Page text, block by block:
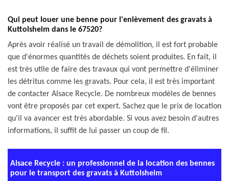
Qui peut louer une benne pour l'enlèvement des gravats à
Kuttolsheim dans le 67520?
Après avoir réalisé un travail de démolition, il est fort probable
que d'énormes quantités de déchets soient produites. En fait, il
est très utile de faire des travaux qui vont permettre d'éliminer
les détritus comme les gravats. Pour cela, il est très important
de contacter Alsace Recycle. De nombreux modèles de bennes
vont être proposés par cet expert. Sachez que le prix de location
qu'il va avancer est très abordable. Si vous avez besoin d'autres
informations, il suffit de lui passer un coup de fil.
Alsace Recycle : un professionnel de la location des bennes
pour le transport des gravats à Kuttolsheim